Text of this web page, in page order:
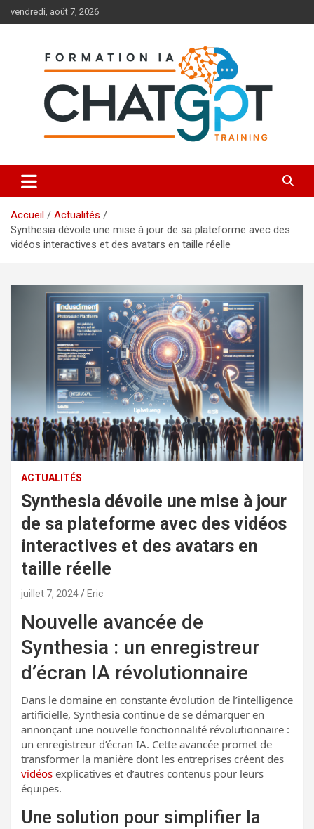
au
vendredi, août 7, 2026
Formation IA ChatGPT
Accueil
Actualités
Synthesia dévoile une mise à jour de sa plateforme avec des
vidéos interactives et des avatars en taille réelle
ACTUALITÉS
Synthesia dévoile une mise à jour
de sa plateforme avec des vidéos
interactives et des avatars en
taille réelle
juillet 7, 2024 Eric
Nouvelle avancée de
Synthesia : un enregistreur
d’écran IA révolutionnaire
Dans le domaine en constante évolution de l’intelligence
artificielle, Synthesia continue de se démarquer en
annonçant une nouvelle fonctionnalité révolutionnaire :
un enregistreur d’écran IA. Cette avancée promet de
transformer la manière dont les entreprises créent des
vidéos explicatives et d’autres contenus pour leurs
équipes.
Une solution pour simplifier la